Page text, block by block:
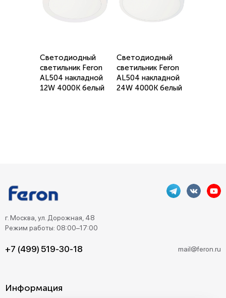
Светодиодный
светильник Feron
AL504 накладной
12W 4000K белый
Светодиодный
светильник Feron
AL504 накладной
24W 4000K белый
г. Москва, ул. Дорожная, 48
Режим работы: 08:00–17:00
+7 (499) 519-30-18 mail@feron.ru
Информация